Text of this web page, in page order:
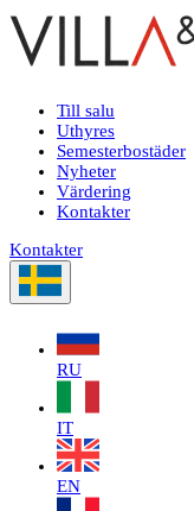
Till salu
Uthyres
Semesterbostäder
Nyheter
Värdering
Kontakter
Kontakter
RU
IT
EN